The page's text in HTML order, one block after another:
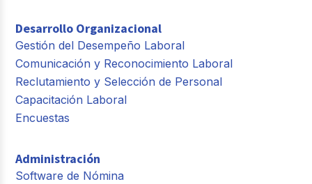
Desarrollo Organizacional
Gestión del Desempeño Laboral
Comunicación y Reconocimiento Laboral
Reclutamiento y Selección de Personal
Capacitación Laboral
Encuestas
Administración
Software de Nómina